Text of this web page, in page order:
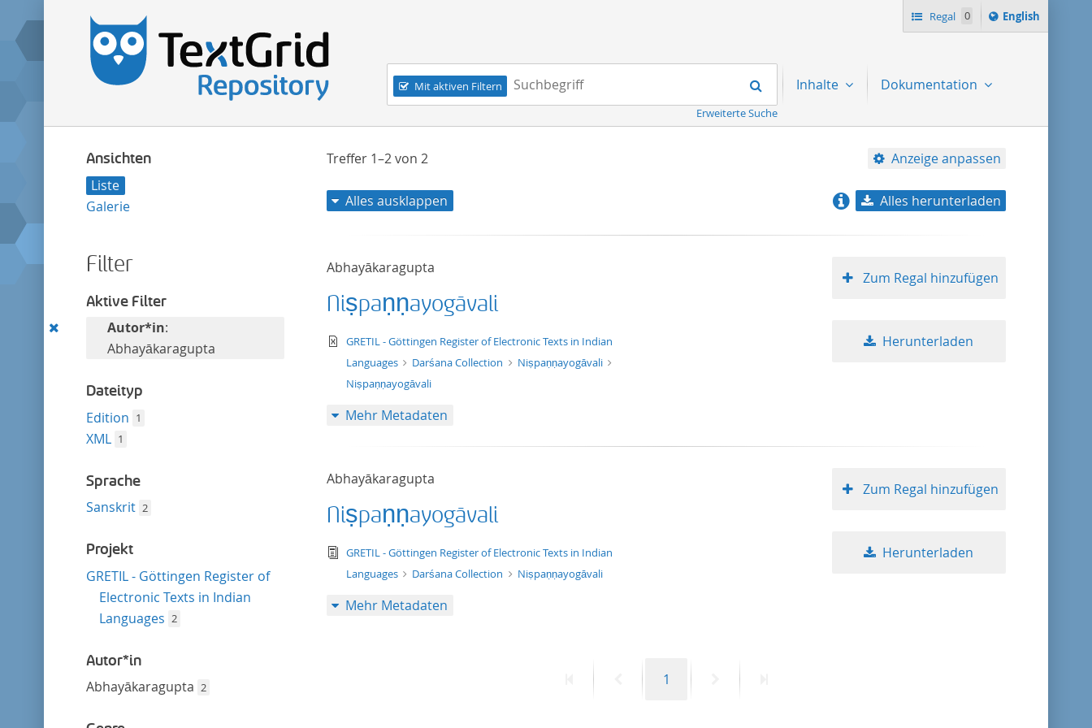
Regal 0
Switch
language
English
Navigation
Mit aktiven Filtern
Suchbegriff:
Suchen
Erweiterte Suche
Inhalte Dokumentation
Ansichten
Liste
Galerie
Filter
Aktive Filter
DiesenAutor*in:
Abhayākaragupta
Dateityp
Edition 1
XML 1
Sprache
Sanskrit 2
Projekt
GRETIL - Göttingen Register of
Electronic Texts in Indian
Languages 2
Autor*in
Abhayākaragupta 2
Treffer 1–2von 2 Anzeige anpassen
Titel aufsteigend
Publikationsdatum absteigend
10
Alles ausklappen Alles herunterladen
Abhayākaragupta
Niṣpaṇṇayogāvali
text/xml
GRETIL - Göttingen Register of Electronic Texts in Indian
Languages
Darśana Collection
Niṣpaṇṇayogāvali
Niṣpaṇṇayogāvali
Zum Regal hinzufügen
Herunterladen
Mehr Metadaten
Abhayākaragupta
Niṣpaṇṇayogāvali
text/tg.edition+tg.aggregation+xml
GRETIL - Göttingen Register of Electronic Texts in Indian
Languages
Darśana Collection Niṣpaṇṇayogāvali
Zum Regal hinzufügen
Herunterladen
Mehr Metadaten
VorherigeSeite
1